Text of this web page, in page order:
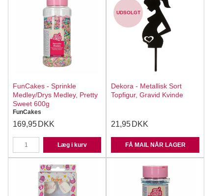
FunCakes - Sprinkle
Medley/Drys Medley, Pretty
Sweet 600g
FunCakes
169,95 DKK
Læg i kurv
UDSOLGT
Dekora - Metallisk Sort
Topfigur, Gravid Kvinde
21,95 DKK
FÅ MAIL NÅR LAGER